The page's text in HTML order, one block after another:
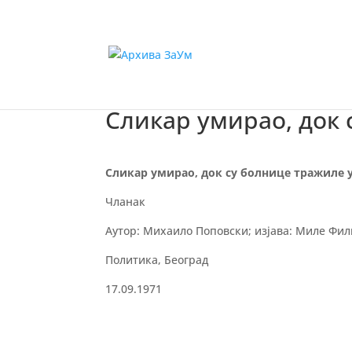
Сликар умирао, док
Сликар умирао, док су болнице тражиле
Чланак
Аутор: Михаило Поповски; изјава: Миле
Политика, Београд
17.09.1971